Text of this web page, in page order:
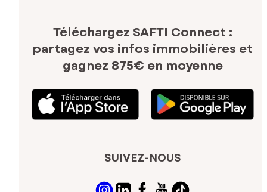
Téléchargez SAFTI Connect :
partagez vos infos immobilières et
gagnez 875€ en moyenne
SUIVEZ-NOUS